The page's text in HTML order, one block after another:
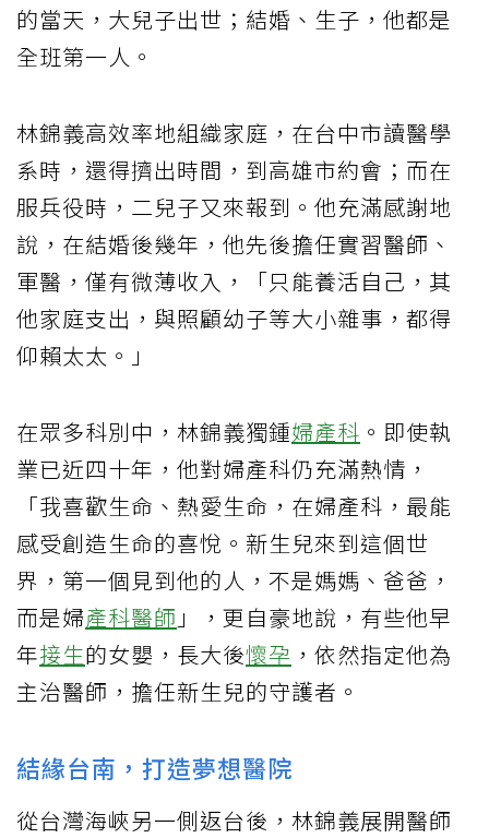
的當天，大兒子出世；結婚、生子，他都是
全班第一人。
林錦義高效率地組織家庭，在台中市讀醫學
系時，還得擠出時間，到高雄市約會；而在
服兵役時，二兒子又來報到。他充滿感謝地
說，在結婚後幾年，他先後擔任實習醫師、
軍醫，僅有微薄收入，「只能養活自己，其
他家庭支出，與照顧幼子等大小雜事，都得
仰賴太太。」
在眾多科別中，林錦義獨鍾婦產科 。即使執
業已近四十年，他對婦產科仍充滿熱情，
「我喜歡生命、熱愛生命，在婦產科，最能
感受創造生命的喜悅。新生兒來到這個世
界，第一個見到他的人，不是媽媽、爸爸，
而是婦產科醫師 」，更自豪地說，有些他早
年接生的女嬰，長大後懷孕 ，依然指定他為
主治醫師，擔任新生兒的守護者。
結緣台南，打造夢想醫院
從台灣海峽另一側返台後，林錦義展開醫師